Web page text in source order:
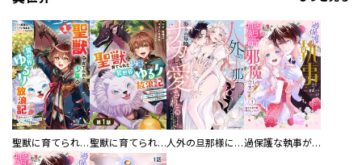
聖獣に育てられた少年の異世界ゆるり放浪記～神様からもらったチート魔法で、仲間たちとスローライフを満喫中～ 聖獣に育てられた少年の異世界ゆるり放浪記～神様からもらったチート魔法で、仲間たちとスローライフを満喫中～【分冊版】 人外の旦那様に娶られ毎晩ナカまで愛される…。アンソロジー 過保護な執事が私の婚活を邪魔してきます！ 分冊版